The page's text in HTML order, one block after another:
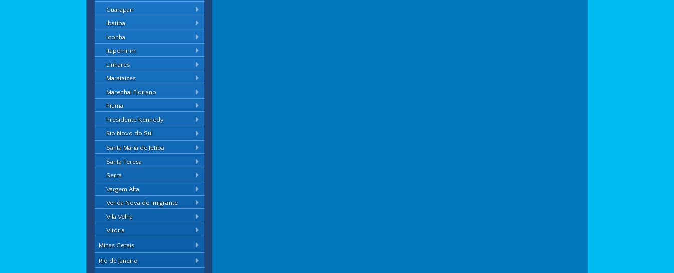
Guarapari
Ibatiba
Iconha
Itapemirim
Linhares
Marataízes
Marechal Floriano
Piúma
Presidente Kennedy
Rio Novo do Sul
Santa Maria de Jetibá
Santa Teresa
Serra
Vargem Alta
Venda Nova do Imigrante
Vila Velha
Vitória
Minas Gerais
Rio de Janeiro